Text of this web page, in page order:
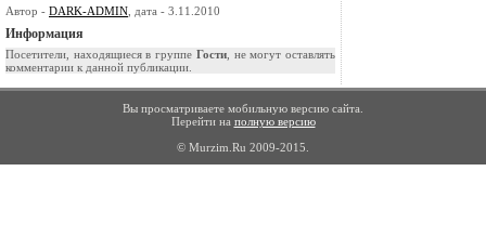
Автор - DARK-ADMIN , дата - 3.11.2010
Информация
Посетители, находящиеся в группе Гости, не могут оставлять
комментарии к данной публикации.
Вы просматриваете мобильную версию сайта.
Перейти на полную версию
© Murzim.Ru 2009-2015.